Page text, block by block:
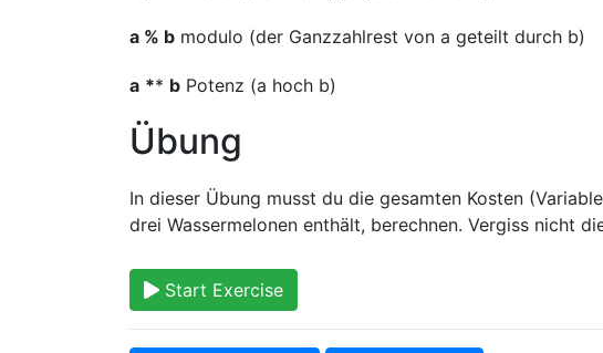
a % b modulo (der Ganzzahlrest von a geteilt durch b)
a ** b Potenz (a hoch b)
Übung
In dieser Übung musst du die gesamten Kosten (Variable
drei Wassermelonen enthält, berechnen. Vergiss nicht
Start Exercise